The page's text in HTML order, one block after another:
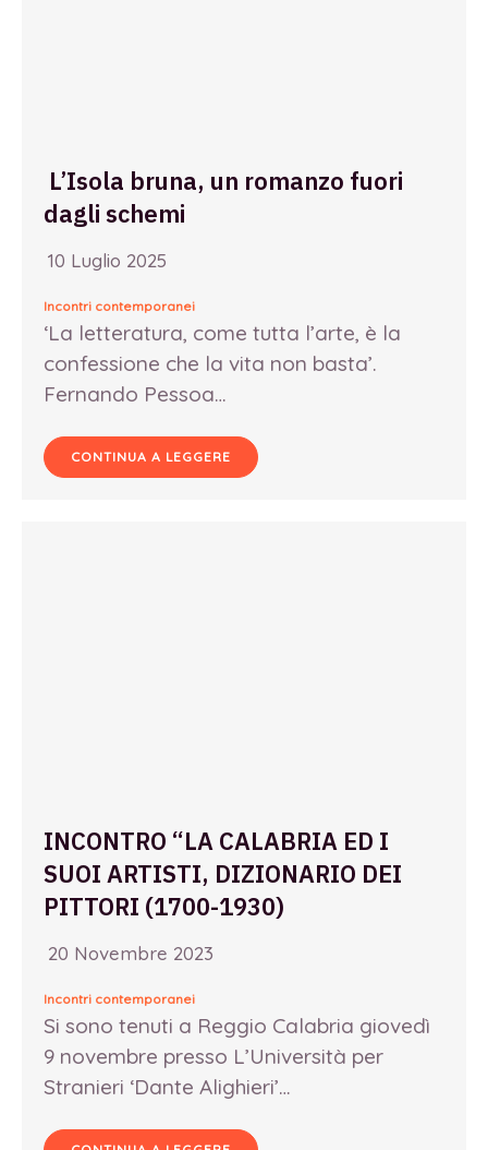
L’Isola bruna, un romanzo fuori
dagli schemi
10 Luglio 2025
Incontri contemporanei
‘La letteratura, come tutta l’arte, è la
confessione che la vita non basta’.
Fernando Pessoa…
CONTINUA A LEGGERE
INCONTRO “LA CALABRIA ED I
SUOI ARTISTI, DIZIONARIO DEI
PITTORI (1700-1930)
20 Novembre 2023
Incontri contemporanei
Si sono tenuti a Reggio Calabria giovedì
9 novembre presso L’Università per
Stranieri ‘Dante Alighieri’…